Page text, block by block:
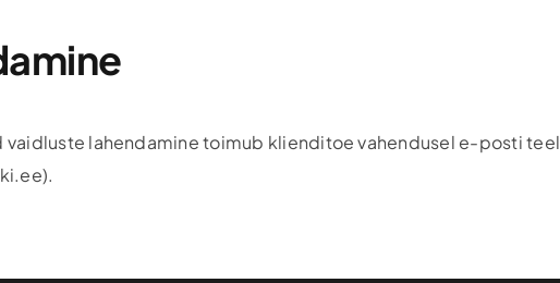
lahendamine toimub klienditoe vahendusel e-posti teel